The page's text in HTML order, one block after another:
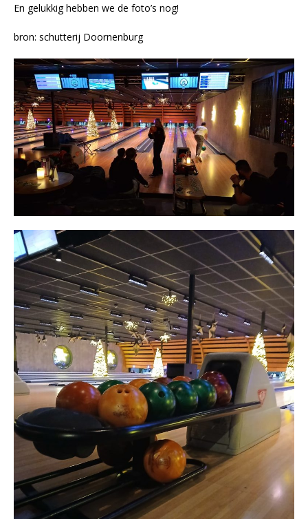
En gelukkig hebben we de foto’s nog!
bron: schutterij Doornenburg